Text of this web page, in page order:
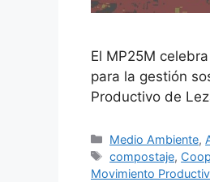
El MP25M
para la gestión
Productivo de
Medio Ambiente,
compostaje,
Movimiento